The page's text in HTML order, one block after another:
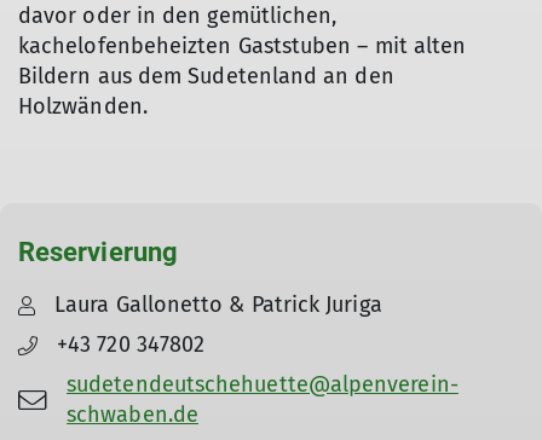
davor oder in den gemütlichen,
kachelofenbeheizten Gaststuben – mit alten
Bildern aus dem Sudetenland an den
Holzwänden.
Reservierung
Laura Gallonetto & Patrick Juriga
+43 720 347802
sudetendeutschehuette@alpenverein-
schwaben.de